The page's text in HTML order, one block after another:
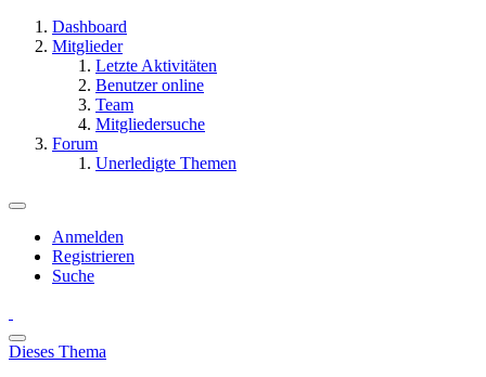
Dashboard
Mitglieder
Letzte Aktivitäten
Benutzer online
Team
Mitgliedersuche
Forum
Unerledigte Themen
Anmelden
Registrieren
Suche
Dieses Thema